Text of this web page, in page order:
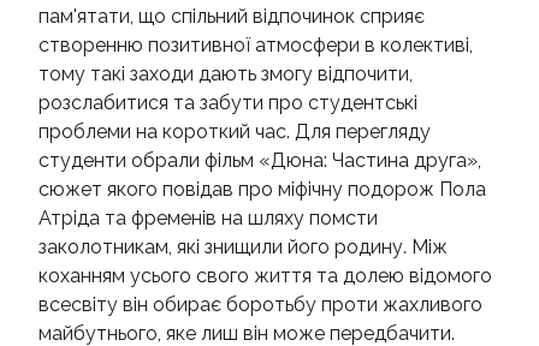
пам'ятати, що спільний відпочинок сприяє
створенню позитивної атмосфери в колективі,
тому такі заходи дають змогу відпочити,
розслабитися та забути про студентські
проблеми на короткий час. Для перегляду
студенти обрали фільм «Дюна: Частина друга»,
сюжет якого повідав про міфічну подорож Пола
Атріда та фременів на шляху помсти
заколотникам, які знищили його родину. Між
коханням усього свого життя та долею відомого
всесвіту він обирає боротьбу проти жахливого
майбутнього, яке лиш він може передбачити.